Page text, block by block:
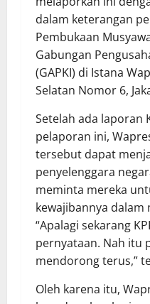
dalam keterangan
Pembukaan
Gabungan
(GAPKI) di Istana
Selatan Nomor 6,
Setelah ada laporan
pelaporan ini,
tersebut dapat
penyelenggara
meminta mereka
kewajibannya dalam
“Apalagi sekarang
pernyataan. Nah itu
mendorong terus,”
Oleh karena itu,